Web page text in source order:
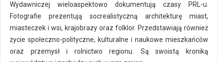
Wydawniczej wieloaspektowo dokumentują czasy PRL-u.
Fotografie prezentują socrealistyczną architekturę miast,
miasteczek i wsi, krajobrazy oraz folklor. Przedstawiają również
życie społeczno-polityczne, kulturalne i naukowe mieszkańców
oraz przemysł i rolnictwo regionu. Są swoistą kroniką